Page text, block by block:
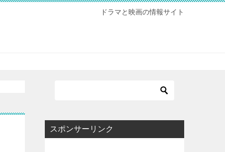
ドラマと映画の情報サイト
スポンサーリンク